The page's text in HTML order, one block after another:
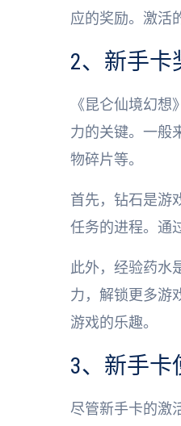
应的奖励。激活
2、新手卡
《昆仑仙境幻
力的关键。一般
物碎片等。
首先，钻石是游
任务的进程。通
此外，经验药水
力，解锁更多游
游戏的乐趣。
3、新手卡
尽管新手卡的激